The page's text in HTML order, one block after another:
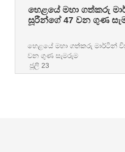
හෙළයේ මහා ගත්කරු
සූරීන්ගේ 47 වන ගුණ
හෙළයේ මහා ගත්කරු මාර්ටින්
වන ගුණ සැමරුම
ජූලි 23